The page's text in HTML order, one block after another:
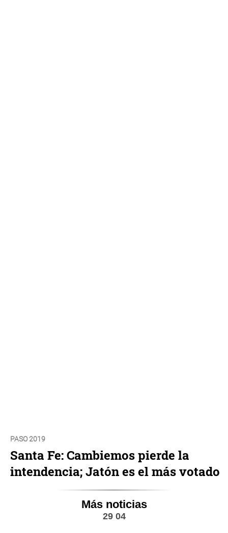
PASO 2019
Santa Fe: Cambiemos pierde la
intendencia; Jatón es el más votado
Más noticias
29 04